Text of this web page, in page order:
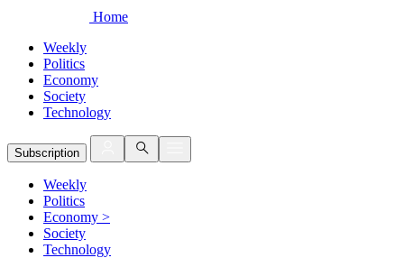
Home
Weekly
Politics
Economy
Society
Technology
Subscription
Weekly
Politics
Economy >
Society
Technology